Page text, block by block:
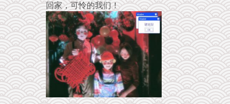
回家，可怜的我们！